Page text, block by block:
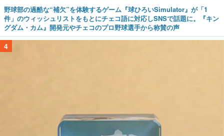
野球部の過酷な“補欠”を体験するゲーム『球ひろいSimulator』が「1
件」のウィッシュリストをもとにチェコ語に対応しSNSで話題に。『キン
グダム・カム』開発元やチェコのプロ野球選手から称賛の声
4